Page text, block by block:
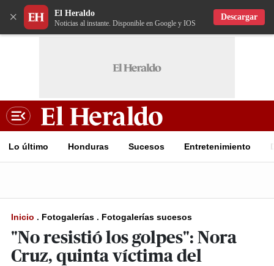
× El Heraldo
Noticias al instante. Disponible en Google y IOS
Descargar
Lo último Honduras Sucesos Entretenimiento
Inicio . Fotogalerías . Fotogalerías sucesos
"No resistió los golpes": Nora
Cruz, quinta víctima del